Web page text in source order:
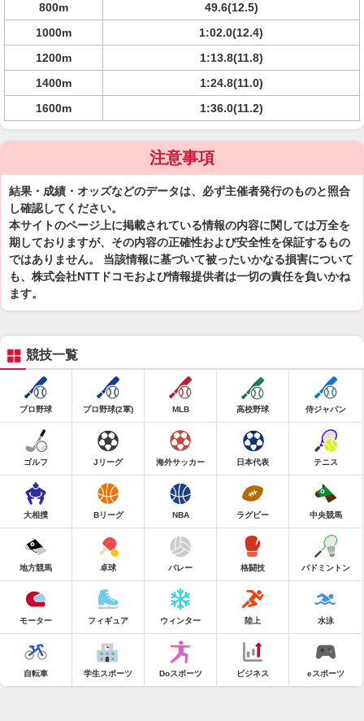
800m
49.6(12.5)
1000m
1:02.0(12.4)
1200m
1:13.8(11.8)
1400m
1:24.8(11.0)
1600m
1:36.0(11.2)
注意事項
結果・成績・オッズなどのデータは、必ず主催者発行のものと照合
し確認してください。
本サイトのページ上に掲載されている情報の内容に関しては万全を
期しておりますが、その内容の正確性および安全性を保証するもの
ではありません。 当該情報に基づいて被ったいかなる損害について
も、株式会社NTTドコモおよび情報提供者は一切の責任を負いかね
ます。
競技一覧
プロ野球 プロ野球(2軍) MLB 高校野球 侍ジャパン
ゴルフ Jリーグ 海外サッカー 日本代表 テニス
大相撲 Bリーグ NBA ラグビー 中央競馬
地方競馬 卓球 バレー 格闘技 バドミントン
モーター フィギュア ウィンター 陸上 水泳
自転車 学生スポーツ Doスポーツ ビジネス eスポーツ